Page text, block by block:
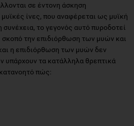
σε έντονη άσκηση
μυϊκές ίνες, που αναφέρεται ως μυϊκή
το γεγονός αυτό πυροδοτεί
σκοπό την επιδιόρθωση των μυών και
η επιδιόρθωση των μυών δεν
υπάρχουν τα κατάλληλα θρεπτικά
πώς: